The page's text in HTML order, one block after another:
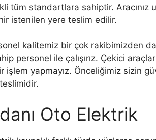
tüm standartlara sahiptir.
istenilen yere teslim edilir.
kalitemiz bir çok rakibimizden
personel ile çalışırız. Çekici
işlem yapmayız. Önceliğimiz sizin
Oto Elektrik